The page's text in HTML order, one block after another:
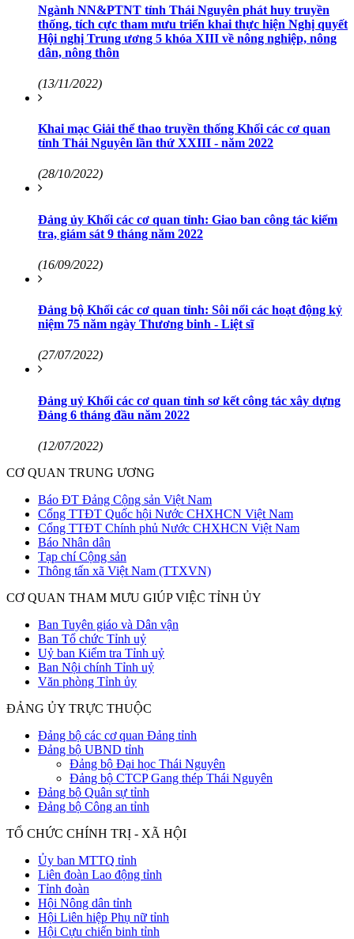
Ngành NN&PTNT tỉnh Thái Nguyên phát huy truyền
thống, tích cực tham mưu triển khai thực hiện Nghị quyết
Hội nghị Trung ương 5 khóa XIII về nông nghiệp, nông
dân, nông thôn
(13/11/2022)
Khai mạc Giải thể thao truyền thống Khối các cơ quan
tỉnh Thái Nguyên lần thứ XXIII - năm 2022
(28/10/2022)
Đảng ủy Khối các cơ quan tỉnh: Giao ban công tác kiểm
tra, giám sát 9 tháng năm 2022
(16/09/2022)
Đảng bộ Khối các cơ quan tỉnh: Sôi nổi các hoạt động kỷ
niệm 75 năm ngày Thương binh - Liệt sĩ
(27/07/2022)
Đảng uỷ Khối các cơ quan tỉnh sơ kết công tác xây dựng
Đảng 6 tháng đầu năm 2022
(12/07/2022)
CƠ QUAN TRUNG ƯƠNG
Báo ĐT Đảng Cộng sản Việt Nam
Cổng TTĐT Quốc hội Nước CHXHCN Việt Nam
Cổng TTĐT Chính phủ Nước CHXHCN Việt Nam
Báo Nhân dân
Tạp chí Cộng sản
Thông tấn xã Việt Nam (TTXVN)
CƠ QUAN THAM MƯU GIÚP VIỆC TỈNH ỦY
Ban Tuyên giáo và Dân vận
Ban Tổ chức Tỉnh uỷ
Uỷ ban Kiểm tra Tỉnh uỷ
Ban Nội chính Tỉnh uỷ
Văn phòng Tỉnh ủy
ĐẢNG ỦY TRỰC THUỘC
Đảng bộ các cơ quan Đảng tỉnh
Đảng bộ UBND tỉnh
Đảng bộ Đại học Thái Nguyên
Đảng bộ CTCP Gang thép Thái Nguyên
Đảng bộ Quân sự tỉnh
Đảng bộ Công an tỉnh
TỔ CHỨC CHÍNH TRỊ - XÃ HỘI
Ủy ban MTTQ tỉnh
Liên đoàn Lao động tỉnh
Tỉnh đoàn
Hội Nông dân tỉnh
Hội Liên hiệp Phụ nữ tỉnh
Hội Cựu chiến binh tỉnh